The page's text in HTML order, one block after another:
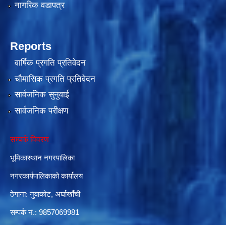
नागरिक वडापत्र
Reports
वार्षिक प्रगति प्रतिवेदन
चौमासिक प्रगति प्रतिवेदन
सार्वजनिक सुनुवाई
सार्वजनिक परीक्षण
सम्पर्क विवरण
भूमिकास्थान नगरपालिका
नगरकार्यपालिकाको कार्यालय
ठेगाना: नुवाकोट, अर्घाखाँची
सम्पर्क नं.: 9857069981